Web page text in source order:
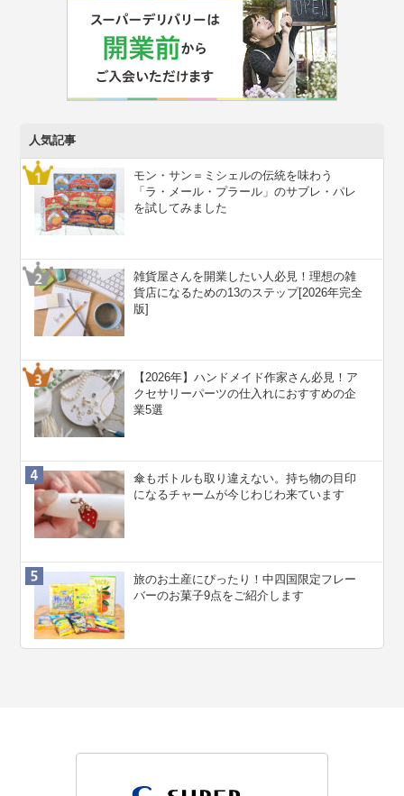
人気記事
モン・サン＝ミシェルの伝統を味わう
「ラ・メール・プラール」のサブレ・パレ
を試してみました
雑貨屋さんを開業したい人必見！理想の雑
貨店になるための13のステップ[2026年完全
版]
【2026年】ハンドメイド作家さん必見！ア
クセサリーパーツの仕入れにおすすめの企
業5選
傘もボトルも取り違えない。持ち物の目印
になるチャームが今じわじわ来ています
旅のお土産にぴったり！中四国限定フレー
バーのお菓子9点をご紹介します